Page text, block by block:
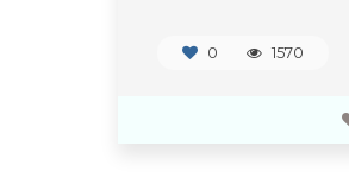
0 1570